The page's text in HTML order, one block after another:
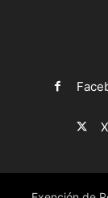
X